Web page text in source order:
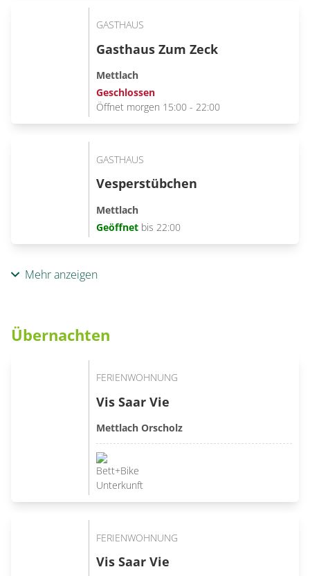
GASTHAUS
Gasthaus Zum Zeck
Mettlach
Geschlossen
Öffnet morgen 15:00 - 22:00
GASTHAUS
Vesperstübchen
Mettlach
Geöffnet bis 22:00
Mehr anzeigen
Übernachten
FERIENWOHNUNG
Vis Saar Vie
Mettlach Orscholz
FERIENWOHNUNG
Vis Saar Vie